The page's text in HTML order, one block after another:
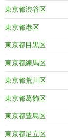
東京都渋谷区
東京都港区
東京都目黒区
東京都練馬区
東京都荒川区
東京都葛飾区
東京都豊島区
東京都足立区